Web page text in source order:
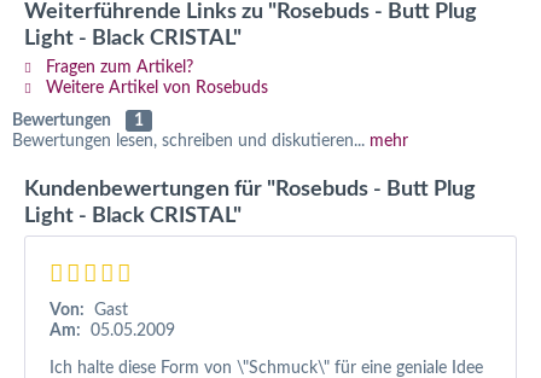
Weiterführende Links zu "Rosebuds - Butt Plug
Light - Black CRISTAL"
Fragen zum Artikel?
Weitere Artikel von Rosebuds
Bewertungen
1
Bewertungen lesen, schreiben und diskutieren... mehr
Kundenbewertungen für "Rosebuds - Butt Plug
Light - Black CRISTAL"
Von:
Gast
Am:
05.05.2009
Ich halte diese Form von \"Schmuck\" für eine geniale Idee